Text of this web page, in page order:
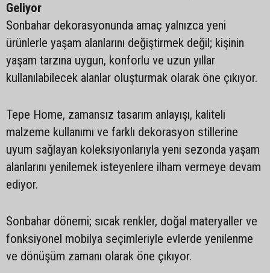
Geliyor
Sonbahar dekorasyonunda amaç yalnızca yeni
ürünlerle yaşam alanlarını değiştirmek değil; kişinin
yaşam tarzına uygun, konforlu ve uzun yıllar
kullanılabilecek alanlar oluşturmak olarak öne çıkıyor.
Tepe Home, zamansız tasarım anlayışı, kaliteli
malzeme kullanımı ve farklı dekorasyon stillerine
uyum sağlayan koleksiyonlarıyla yeni sezonda yaşam
alanlarını yenilemek isteyenlere ilham vermeye devam
ediyor.
Sonbahar dönemi; sıcak renkler, doğal materyaller ve
fonksiyonel mobilya seçimleriyle evlerde yenilenme
ve dönüşüm zamanı olarak öne çıkıyor.